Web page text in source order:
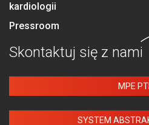
kardiologii
Pressroom
Skontaktuj się z nami
MPE
SYSTEM